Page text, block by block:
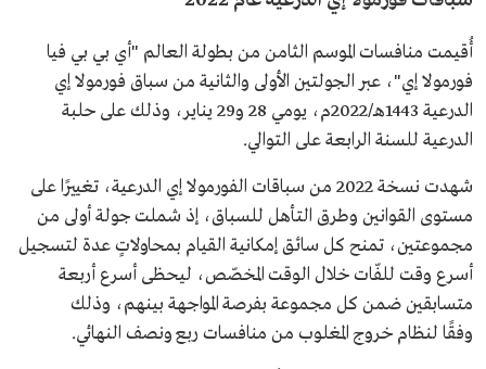
أُقيمت منافسات الموسم الثامن من بطولة العالم "أي بي بي فيا
فورمولا إي"، عبر الجولتين الأولى والثانية من سباق فورمولا إي
الدرعية 1443هـ/2022م، يومي 28 و29 يناير، وذلك على حلبة
الدرعية للسنة الرابعة على التوالي.
شهدت نسخة 2022 من سباقات الفورمولا إي الدرعية، تغييرًا على
مستوى القوانين وطرق التأهل للسباق، إذ شملت جولة أولى من
مجموعتين، تمنح كل سائق إمكانية القيام بمحاولاتٍ عدة لتسجيل
أسرع وقت للفّات خلال الوقت المخصّص، ليحظى أسرع أربعة
متسابقين ضمن كل مجموعة بفرصة المواجهة بينهم، وذلك
وفقًا لنظام خروج المغلوب من منافسات ربع ونصف النهائي.